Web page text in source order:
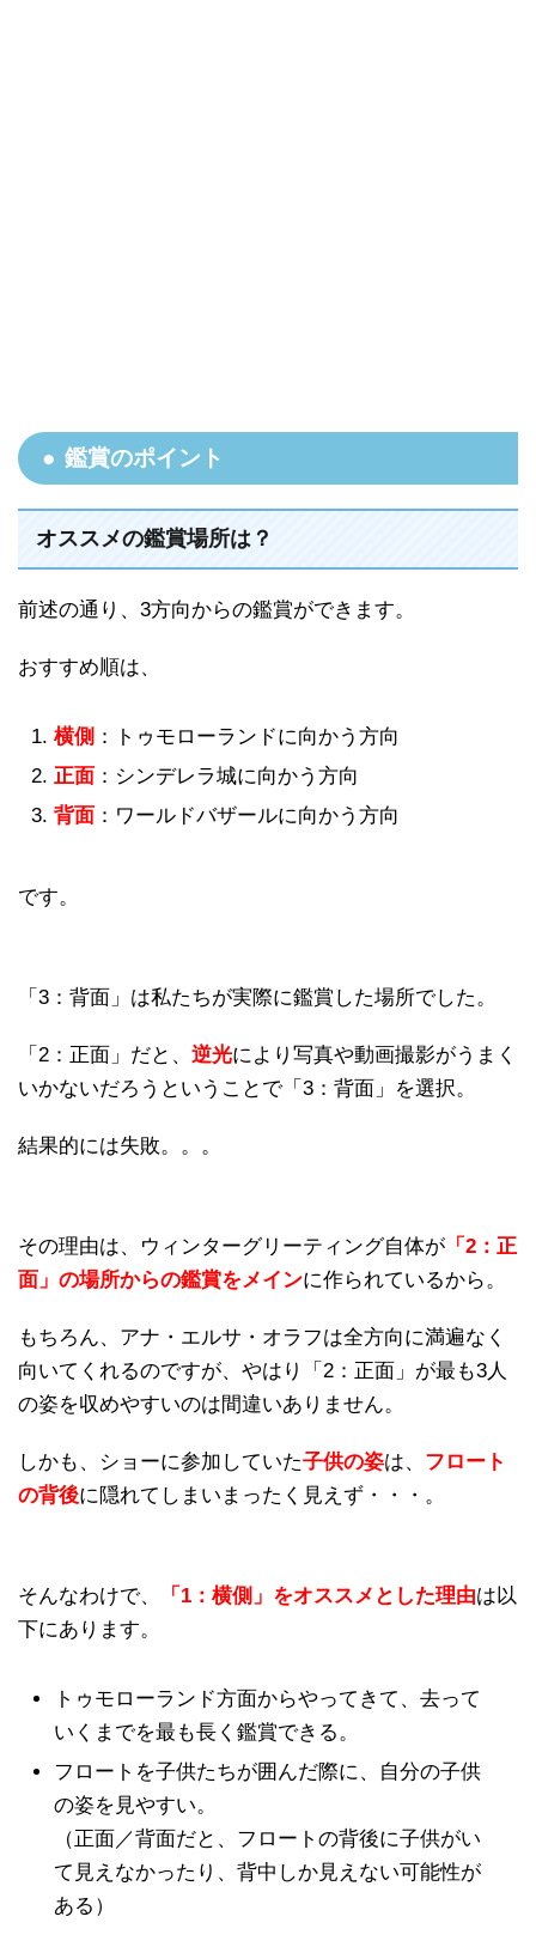
鑑賞のポイント
オススメの鑑賞場所は？
前述の通り、3方向からの鑑賞ができます。
おすすめ順は、
横側 ：トゥモローランドに向かう方向
正面 ：シンデレラ城に向かう方向
背面 ：ワールドバザールに向かう方向
です。
「3：背面」は私たちが実際に鑑賞した場所でした。
「2：正面」だと、 逆光により写真や動画撮影がうまく
いかないだろうということで「3：背面」を選択。
結果的には失敗。。。
その理由は、ウィンターグリーティング自体が 「2：正
面」の場所からの鑑賞をメインに作られているから。
もちろん、アナ・エルサ・オラフは全方向に満遍なく
向いてくれるのですが、やはり「2：正面」が最も3人
の姿を収めやすいのは間違いありません。
しかも、ショーに参加していた子供の姿は、 フロート
の背後に隠れてしまいまったく見えず・・・。
そんなわけで、 「1：横側」をオススメとした理由は以
下にあります。
トゥモローランド方面からやってきて、去って
いくまでを最も長く鑑賞できる。
フロートを子供たちが囲んだ際に、自分の子供
の姿を見やすい。
（正面／背面だと、フロートの背後に子供がい
て見えなかったり、背中しか見えない可能性が
ある）